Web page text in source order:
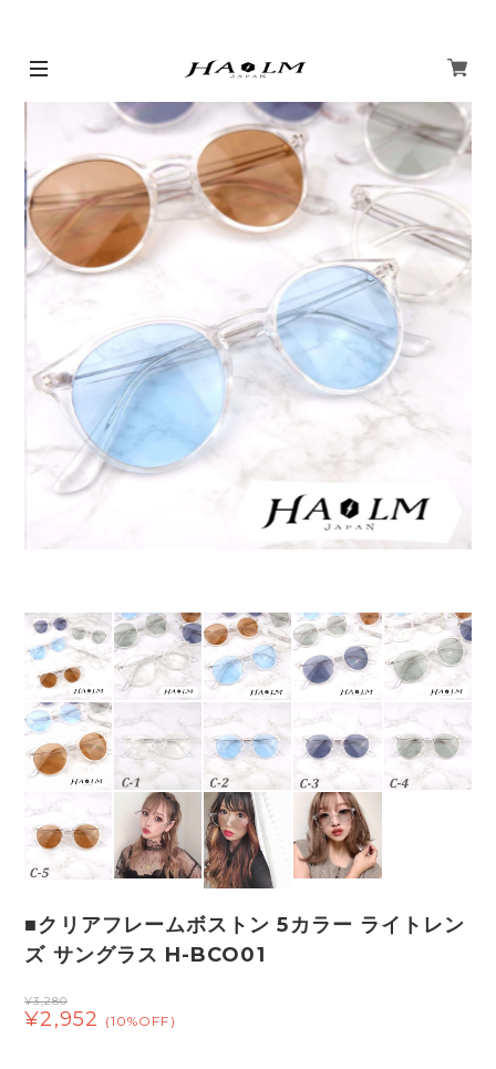
■クリアフレームボストン 5カラー ライトレン
ズ サングラス H-BCO01
¥3,280
¥2,952 (10%OFF)